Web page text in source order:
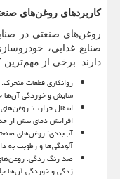
کاربردهای روغن‌های
روغن‌های صنعتی در
صنایع غذایی،
دارند. برخی از مهم‌ترین
روانکاری قطعات
سایش و خوردگی آن‌ها
انتقال حرارت:
افزایش دمای بیش از
آب‌بندی: روغن‌های
آلودگی‌ها و رطوبت به
ضد زنگ زدگی: روغن‌های
زدگی و خوردگی آن‌ها